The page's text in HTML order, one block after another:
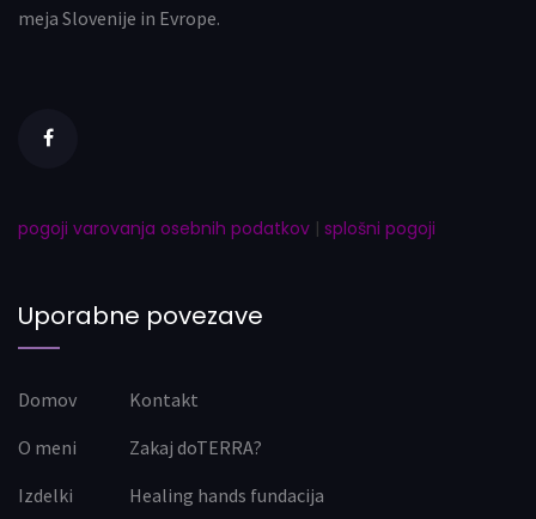
meja Slovenije in Evrope.
pogoji varovanja osebnih podatkov | splošni pogoji
Uporabne povezave
Domov
O meni
Izdelki
Kontakt
Zakaj doTERRA?
Healing hands fundacija